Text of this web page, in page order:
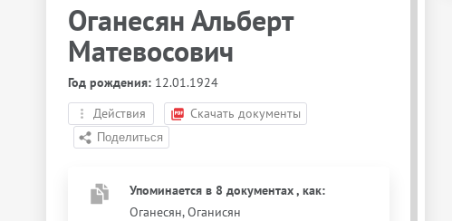
Оганесян Альберт
Матевосович
Год рождения: 12.01.1924
Действия
Скачать документы
Упоминается в 8 документах, как:
Оганесян, Оганисян